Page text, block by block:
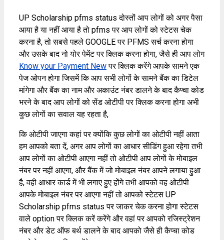
UP Scholarship pfms status दोस्तों आप लोगों को अगर पैसा
आया है या नहीं आया है तो pfms पर आप लोगों को स्टेटस चेक
करना है, तो सबसे पहले GOOGLE पर PFMS सर्च करना होगा
और उसके बाद नो योर पेमेंट पर क्लिक करना होगा, जैसे ही आप लोग
Know your Payment Newपर क्लिक करेंगे आपके सामने एक
पेज ओपन होगा जिसमें कि आप सभी लोगों के सामने बैंक का डिटेल
मांगेगा और बैंक का नाम और अकाउंट नंबर डालने के बाद कैप्चा कोड
भरने के बाद आप लोगों को सेंड ओटीपी पर क्लिक करना होगा अभी
कुछ लोगों का सवाल यह रहता है,
कि ओटीपी जाएगा कहां पर क्योंकि कुछ लोगों का ओटीपी नहीं आता
हम आपको बता दें, अगर आप लोगों का आधार सीडिंग हुआ रहेगा तभी
आप लोगों का ओटीपी आएगा नहीं तो ओटीपी आप लोगों के मोबाइल
नंबर पर नहीं आएगा, और बैंक में जो मोबाइल नंबर आपने लगाया हुआ
है, वही आधार कार्ड में भी लगाए हुए होंगे तभी आपको वह ओटीपी
आपके मोबाइल नंबर पर आएगा नहीं तो आपको स्टेटस UP
Scholarship pfms status पर जाकर चेक करना होगा स्टेटस
वाले option पर क्लिक करें करेंगे और वहां पर आपको रजिस्ट्रेशन
नंबर और डेट ऑफ बर्थ डालने के बाद आपको जैसे ही कैप्चा कोड